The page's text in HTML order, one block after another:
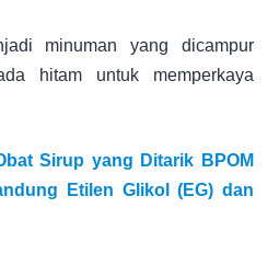
minuman yang dicampur
hitam untuk memperkaya
Sirup yang Ditarik BPOM
Etilen Glikol (EG) dan